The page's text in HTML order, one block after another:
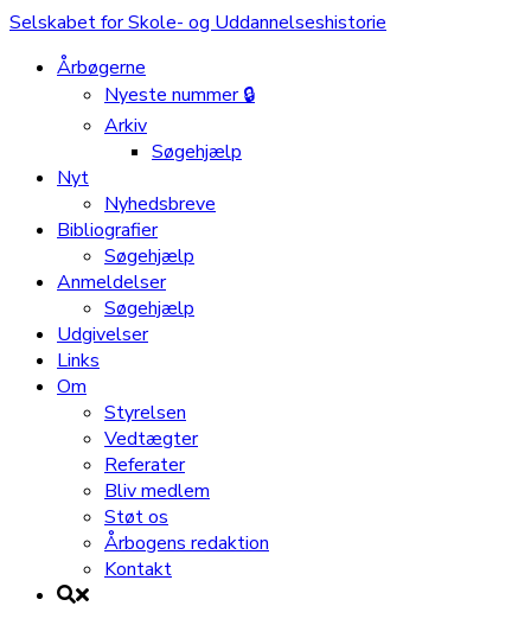
Selskabet for Skole- og Uddannelseshistorie
Årbøgerne
Nyeste nummer 🔒
Arkiv
Søgehjælp
Nyt
Nyhedsbreve
Bibliografier
Søgehjælp
Anmeldelser
Søgehjælp
Udgivelser
Links
Om
Styrelsen
Vedtægter
Referater
Bliv medlem
Støt os
Årbogens redaktion
Kontakt